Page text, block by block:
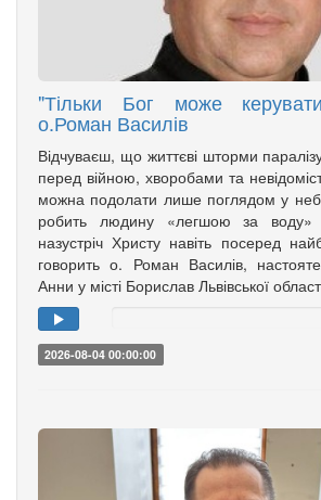
"Тільки Бог може
о.Роман Василів
Відчуваєш, що життєві шторми
перед війною, хворобами та
можна подолати лише поглядом у
робить людину «легшою за
назустріч Христу навіть посеред
говорить о. Роман Василів,
Анни у місті Борислав Львівської
2026-08-04 00:00:00